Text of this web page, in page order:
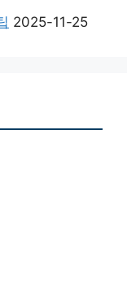
2025-11-25